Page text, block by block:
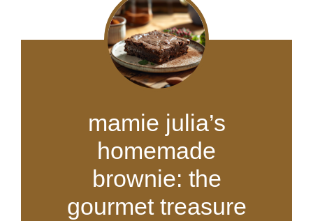
mamie julia’s
homemade
brownie: the
gourmet treasure